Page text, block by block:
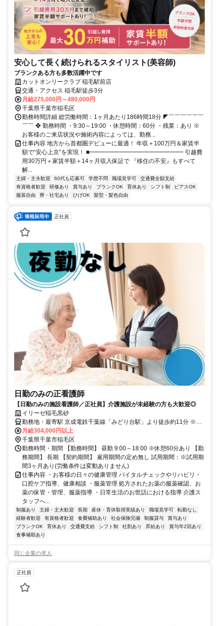
安心して長く続けられるスタイリスト(美容師)
ブランクある方も多数活躍中です
カットオンリークラブ 稲毛駅前店
交通・アクセス 稲毛駅徒歩3分
月給275,000円～480,000円
千葉県千葉市稲毛区
勤務時間詳細 総労働時間：1ヶ月あたり186時間18分 ◤￣￣￣￣￣￣
￣￣ ❖ 勤務時間 ・9:30～19:00 ・休憩時間：60分 ・残業：あり ※
お客様のご来店状況や施術内容によっては、勤務...
仕事内容 地方から首都圏デビューに最適！ 年収＋100万円＆家賃半
額で“安心上京”を実現！ ■━━━━━━━━━━━━━━━━ 引越費
用30万円＋家賃半額＋14ヶ月収入保証で 『移住の不安』もすべて
解...
主婦・主夫歓迎 60代も応募可 学歴不問 職場見学可
交通費全額支給
有資格者歓迎
研修あり 賞与あり ブランクOK 育休あり シフト制
ピアスOK
服装自由
寮・社宅あり ひげOK 髪型・髪色自由
正社員
日勤のみの正看護師
【日勤のみの施設看護師／正社員】介護施設が未経験の方も大歓迎◎
イリーゼ稲毛黒砂
勤務地・最寄駅 京成電鉄千葉線「みどり台駅」より徒歩約11分 ※車
通勤OK
月給304,000円以上
千葉県千葉市稲毛区
勤務時間・期間 【勤務時間】 昼勤 9:00～18:00 ※休憩60分あり 【勤
務期間】 長期 【契約期間】 雇用期間の定め無し 試用期間：※試用期
間3ヶ月あり(労働条件は変動ありません)
仕事内容 ・お客様の日々の健康管理 バイタルチェックやリハビリ・
口腔ケア指導、健康相談 ・服薬管理 処方されたお薬の服薬確認、お
薬の保管・管理、服薬指導 ・日常生活のお世話における指導 介護ス
タッフへ...
制服あり 主婦・主夫歓迎 長期 産休・育休取得実績あり 職場見学可
転勤なし
経験者歓迎
有資格者歓迎 食費補助あり 社会保険完備 制服貸与
賞与あり
ブランクOK
育休あり 交通費支給 シフト制 社割あり 昇給あり
賞与年2回あり
食事補助あり
同じ企業の求人
正社員